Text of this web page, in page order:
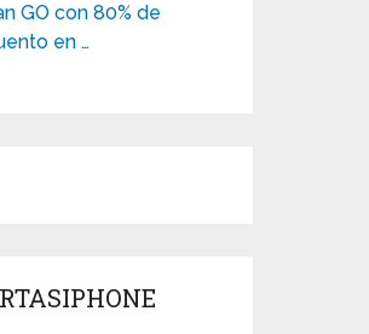
GO con 80% de
en …